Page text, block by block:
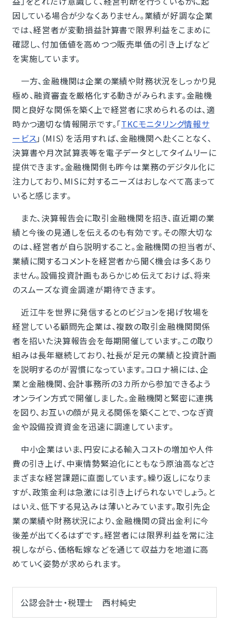
因している場合が少なくありません。業績が好調な企業
では、経営者が変動損益計算書で限界利益をこまめに
確認し、付加価値を高めつつ販売単価の引き上げなど
を実施しています。
一方、金融機関は企業の業績や財務状況をしっかり見
極め、融資審査を厳格化する動きがみられます。金融機
関と良好な関係を築く上で経営者に求められるのは、適
時かつ適切な情報開示です。「TKCモニタリング情報サ
ービス」（MIS）を活用すれば、金融機関へ赴くことなく、
決算書や月次試算表等を電子データとしてタイムリーに
提供できます。金融機関側も昨今は業務のデジタル化に
注力しており、MISに対するニーズはおしなべて高まって
いると感じます。
また、決算報告会に取引金融機関を招き、直近期の業
績と今後の見通しを伝えるのも有効です。その際大切な
のは、経営者が自ら説明すること。金融機関の担当者が、
業績に関するコメントを経営者から聞く機会は多くあり
ません。設備投資計画もあらかじめ伝えておけば、将来
のスムーズな資金調達が期待できます。
近江牛を世界に発信するとのビジョンを掲げ牧場を
経営している顧問先企業は、複数の取引金融機関関係
者を招いた決算報告会を毎期開催しています。この取り
組みは長年継続しており、社長が足元の業績と投資計画
を説明するのが習慣になっています。コロナ禍には、企
業と金融機関、会計事務所の3カ所から参加できるよう
オンライン方式で開催しました。金融機関と緊密に連携
を図り、お互いの顔が見える関係を築くことで、つなぎ資
金や設備投資資金を迅速に調達しています。
中小企業はいま、円安による輸入コストの増加や人件
費の引き上げ、中東情勢緊迫化にともなう原油高などさ
まざまな経営課題に直面しています。繰り返しになりま
すが、政策金利は急激には引き上げられないでしょう。と
はいえ、低下する見込みは薄いとみています。取引先企
業の業績や財務状況により、金融機関の貸出金利に今
後差が出てくるはずです。経営者には限界利益を常に注
視しながら、価格転嫁などを通じて収益力を地道に高
めていく姿勢が求められます。
公認会計士・税理士 西村純史